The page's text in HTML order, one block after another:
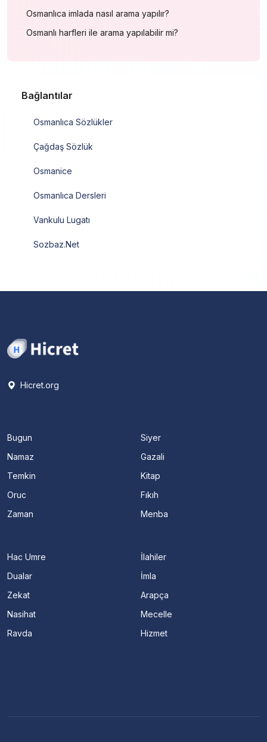
Osmanlıca imlada nasıl arama yapılır?
Osmanlı harfleri ile arama yapılabilir mi?
Bağlantılar
Osmanlıca Sözlükler
Çağdaş Sözlük
Osmanice
Osmanlıca Dersleri
Vankulu Lugatı
Sozbaz.Net
Hicret.org
Bugun
Namaz
Temkin
Oruc
Zaman
Siyer
Gazali
Kitap
Fıkıh
Menba
Hac Umre
Dualar
Zekat
Nasihat
Ravda
İlahiler
İmla
Arapça
Mecelle
Hizmet